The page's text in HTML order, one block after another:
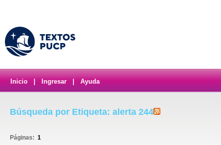
Inicio Ingresar Ayuda
Búsqueda por Etiqueta: alerta 244
Páginas: 1